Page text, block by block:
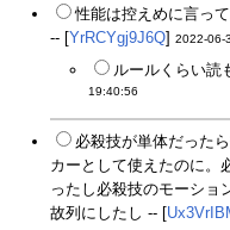
性能は控えめに言っ
-- [YrRCYgj9J6Q] 2022-06-
ルールくらい読
19:40:56
必殺技が単体だった
カーとして使えたのに。
ったし必殺技のモーショ
故列にしたし -- [